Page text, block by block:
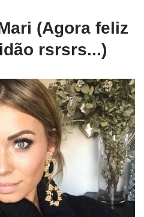
(Agora feliz
rsrsrs...)